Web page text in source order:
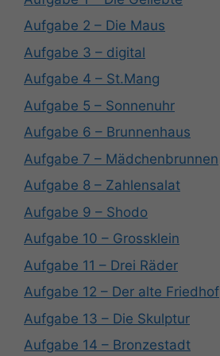
Aufgabe 2 – Die Maus
Aufgabe 3 – digital
Aufgabe 4 – St.Mang
Aufgabe 5 – Sonnenuhr
Aufgabe 6 – Brunnenhaus
Aufgabe 7 – Mädchenbrunnen
Aufgabe 8 – Zahlensalat
Aufgabe 9 – Shodo
Aufgabe 10 – Grossklein
Aufgabe 11 – Drei Räder
Aufgabe 12 – Der alte Friedhof
Aufgabe 13 – Die Skulptur
Aufgabe 14 – Bronzestadt